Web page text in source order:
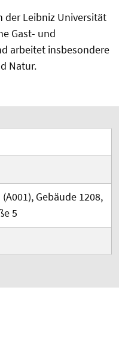
der Leibniz Universität
Gast- und
arbeitet insbesondere
Natur.
Gebäude 1208,
5